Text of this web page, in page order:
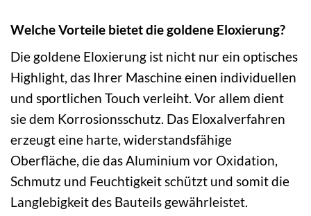
Welche Vorteile bietet die goldene Eloxierung?
Die goldene Eloxierung ist nicht nur ein optisches
Highlight, das Ihrer Maschine einen individuellen
und sportlichen Touch verleiht. Vor allem dient
sie dem Korrosionsschutz. Das Eloxalverfahren
erzeugt eine harte, widerstandsfähige
Oberfläche, die das Aluminium vor Oxidation,
Schmutz und Feuchtigkeit schützt und somit die
Langlebigkeit des Bauteils gewährleistet.